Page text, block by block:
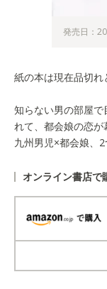
発売日：
紙の本は現在品切れ
知らない男の部屋で
れて、都会娘の恋が
九州男児×都会娘、
オンライン書店で